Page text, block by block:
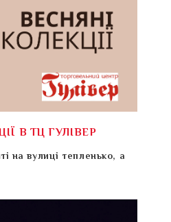
В ТЦ ГУЛІВЕР
на вулиці тепленько, а